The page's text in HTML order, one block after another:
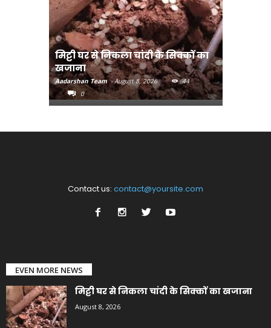
मिट्टी घर से निकला चांदी के सिक्कों का
खजाना
Aadarshan Team - August 8, 2026
44
0
Contact us: contact@yoursite.com
EVEN MORE NEWS
मिट्टी घर से निकला चांदी के सिक्कों का खजाना
August 8, 2026